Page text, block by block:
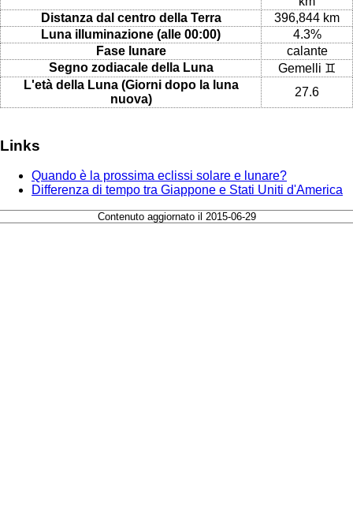
Distanza dal centro della Terra
396,844 km
Luna illuminazione (alle 00:00)
4.3%
Fase lunare
calante
Segno zodiacale della Luna
Gemelli ♊
L'età della Luna (Giorni dopo la luna
nuova)
27.6
Links
Quando è la prossima eclissi solare e lunare?
Differenza di tempo tra Giappone e Stati Uniti d'America
Contenuto aggiornato il 2015-06-29